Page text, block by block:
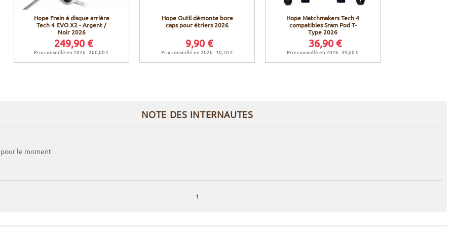
Hope Frein à disque arrière
Tech 4 EVO X2 - Argent /
Noir 2026
249,90 €
Prix conseillé en 2026 : 260,00 €
Hope Outil démonte bore
caps pour étriers 2026
9,90 €
Prix conseillé en 2026 : 10,70 €
Hope Matchmakers Tech 4
compatibles Sram Pod T-
Type 2026
36,90 €
Prix conseillé en 2026 : 39,60 €
NOTE DES INTERNAUTES
le moment
1